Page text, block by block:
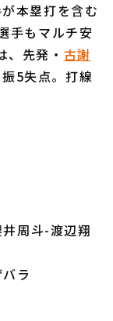
（別ウィンドウで開く
本塁打を含む
手もマルチ安
先発・ 古謝
5失点。打線
周斗-渡辺翔
ラ